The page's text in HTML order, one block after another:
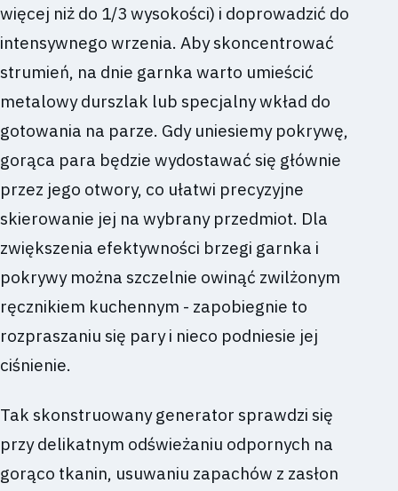
więcej niż do 1/3 wysokości) i doprowadzić do
intensywnego wrzenia. Aby skoncentrować
strumień, na dnie garnka warto umieścić
metalowy durszlak lub specjalny wkład do
gotowania na parze. Gdy uniesiemy pokrywę,
gorąca para będzie wydostawać się głównie
przez jego otwory, co ułatwi precyzyjne
skierowanie jej na wybrany przedmiot. Dla
zwiększenia efektywności brzegi garnka i
pokrywy można szczelnie owinąć zwilżonym
ręcznikiem kuchennym - zapobiegnie to
rozpraszaniu się pary i nieco podniesie jej
ciśnienie.
Tak skonstruowany generator sprawdzi się
przy delikatnym odświeżaniu odpornych na
gorąco tkanin, usuwaniu zapachów z zasłon